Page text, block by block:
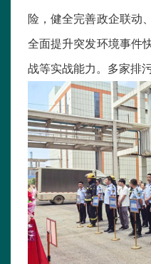
险，健全完善政企联动
全面提升突发环境事件
战等实战能力。多家排